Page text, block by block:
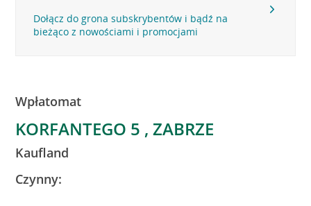
Dołącz do grona subskrybentów i bądź na
bieżąco z nowościami i promocjami
Wpłatomat
KORFANTEGO 5 , ZABRZE
Kaufland
Czynny: